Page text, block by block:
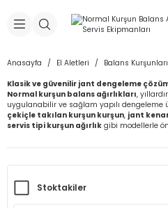
Geri Dön
Makineleri
Geri Dön
Geri Dön
İç Lastikleri
Geri Dön
Geri Dön
& Sibop İlaveleri
Geri Dön
Tüpü
Geri Dön
Makinesi Yedek Parçaları
Yedek Parçaları
Anasayfa El Aletleri Balans Kurşunları
Klasik ve güvenilir jant dengeleme
Normal kurşun balans ağırlıkları,
uygulanabilir ve sağlam yapılı dengeleme
çekiçle takılan kurşun kurşun, jant
servis tipi kurşun ağırlık gibi modellerle
Stoktakiler